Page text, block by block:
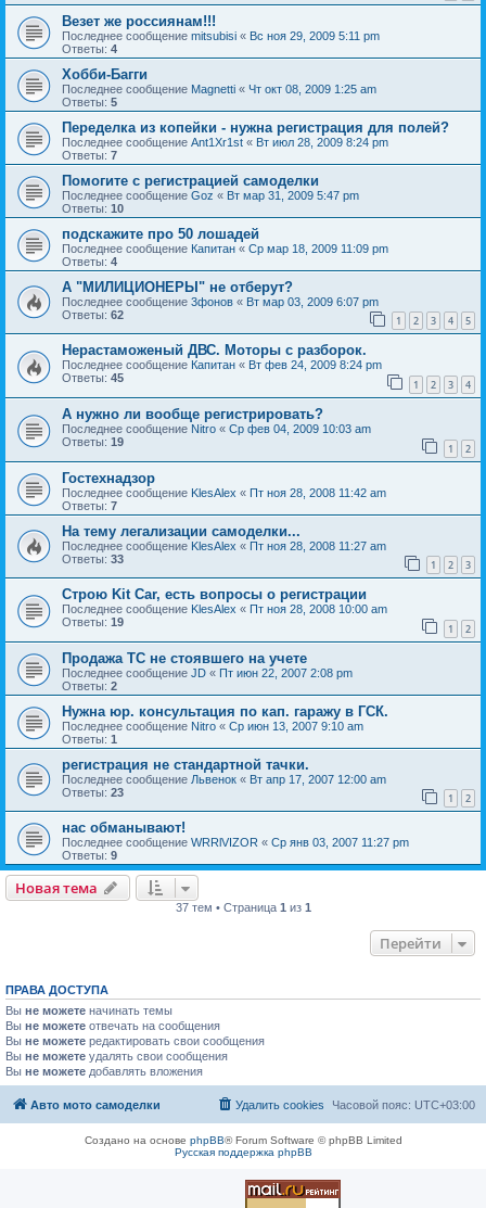
Везет же россиянам!!!
Последнее сообщение mitsubisi « Вс ноя 29, 2009 5:11 pm
Ответы: 4
Хобби-Багги
Последнее сообщение Magnetti « Чт окт 08, 2009 1:25 am
Ответы: 5
Переделка из копейки - нужна регистрация для полей?
Последнее сообщение Ant1Xr1st « Вт июл 28, 2009 8:24 pm
Ответы: 7
Помогите с регистрацией самоделки
Последнее сообщение Goz « Вт мар 31, 2009 5:47 pm
Ответы: 10
подскажите про 50 лошадей
Последнее сообщение Капитан « Ср мар 18, 2009 11:09 pm
Ответы: 4
А "МИЛИЦИОНЕРЫ" не отберут?
Последнее сообщение 3фонов « Вт мар 03, 2009 6:07 pm
Ответы: 62 1 2 3 4 5
Нерастаможеный ДВС. Моторы с разборок.
Последнее сообщение Капитан « Вт фев 24, 2009 8:24 pm
Ответы: 45 1 2 3 4
А нужно ли вообще регистрировать?
Последнее сообщение Nitro « Ср фев 04, 2009 10:03 am
Ответы: 19 1 2
Гостехнадзор
Последнее сообщение KlesAlex « Пт ноя 28, 2008 11:42 am
Ответы: 7
На тему легализации самоделки...
Последнее сообщение KlesAlex « Пт ноя 28, 2008 11:27 am
Ответы: 33 1 2 3
Строю Kit Car, есть вопросы о регистрации
Последнее сообщение KlesAlex « Пт ноя 28, 2008 10:00 am
Ответы: 19 1 2
Продажа ТС не стоявшего на учете
Последнее сообщение JD « Пт июн 22, 2007 2:08 pm
Ответы: 2
Нужна юр. консультация по кап. гаражу в ГСК.
Последнее сообщение Nitro « Ср июн 13, 2007 9:10 am
Ответы: 1
регистрация не стандартной тачки.
Последнее сообщение Львенок « Вт апр 17, 2007 12:00 am
Ответы: 23 1 2
нас обманывают!
Последнее сообщение WRRlVIZOR « Ср янв 03, 2007 11:27 pm
Ответы: 9
Новая тема
37 тем • Страница 1из 1
Перейти
ПРАВА ДОСТУПА
Вы не можете начинать темы
Вы не можете отвечать на сообщения
Вы не можете редактировать свои сообщения
Вы не можете удалять свои сообщения
Вы не можете добавлять вложения
Авто мото самоделки Часовой пояс: UTC+03:00
Удалить cookies
Создано на основе phpBB® Forum Software © phpBB Limited
Русская поддержка phpBB